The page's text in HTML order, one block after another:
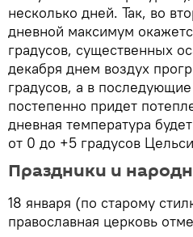
несколько дней. Так, во
дневной максимум
градусов, существенных
декабря днем воздух
градусов, а в
постепенно придет
дневная температура
от 0 до +5 градусов
Праздники и
18 января (по старому
православная церковь